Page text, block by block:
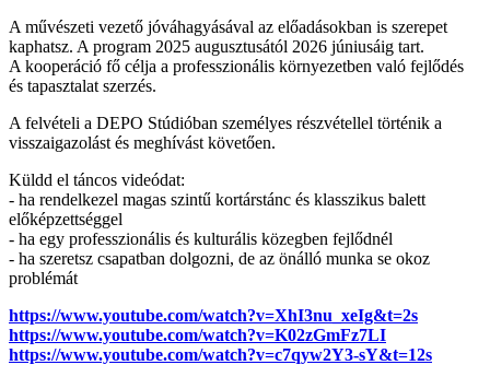
A művészeti vezető jóváhagyásával az előadásokban is szerepet
kaphatsz. A program 2025 augusztusától 2026 júniusáig tart.
A kooperáció fő célja a professzionális környezetben való fejlődés
és tapasztalat szerzés.
A felvételi a DEPO Stúdióban személyes részvétellel történik a
visszaigazolást és meghívást követően.
Küldd el táncos videódat:
- ha rendelkezel magas szintű kortárstánc és klasszikus balett
előképzettséggel
- ha egy professzionális és kulturális közegben fejlődnél
- ha szeretsz csapatban dolgozni, de az önálló munka se okoz
problémát
https://www.youtube.com/watch?v=XhI3nu_xeIg&t=2s
https://www.youtube.com/watch?v=K02zGmFz7LI
https://www.youtube.com/watch?v=c7qyw2Y3-sY&t=12s